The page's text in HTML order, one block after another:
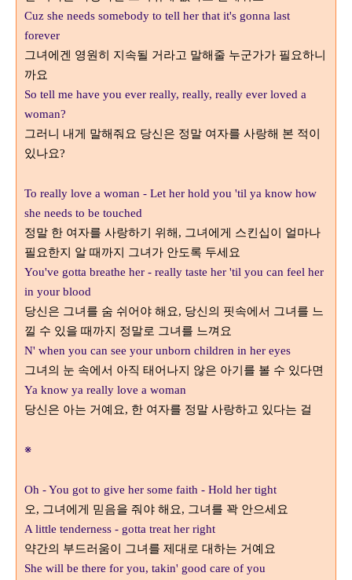
Cuz she needs somebody to tell her that it's gonna last
forever
그녀에겐 영원히 지속될 거라고 말해줄 누군가가 필요하니
까요
So tell me have you ever really, really, really ever loved a
woman?
그러니 내게 말해줘요 당신은 정말 여자를 사랑해 본 적이
있나요?
To really love a woman - Let her hold you 'til ya know how
she needs to be touched
정말 한 여자를 사랑하기 위해, 그녀에게 스킨십이 얼마나
필요한지 알 때까지 그녀가 안도록 두세요
You've gotta breathe her - really taste her 'til you can feel her
in your blood
당신은 그녀를 숨 쉬어야 해요, 당신의 핏속에서 그녀를 느
낄 수 있을 때까지 정말로 그녀를 느껴요
N' when you can see your unborn children in her eyes
그녀의 눈 속에서 아직 태어나지 않은 아기를 볼 수 있다면
Ya know ya really love a woman
당신은 아는 거예요, 한 여자를 정말 사랑하고 있다는 걸
※
Oh - You got to give her some faith - Hold her tight
오, 그녀에게 믿음을 줘야 해요, 그녀를 꽉 안으세요
A little tenderness - gotta treat her right
약간의 부드러움이 그녀를 제대로 대하는 거예요
She will be there for you, takin' good care of you